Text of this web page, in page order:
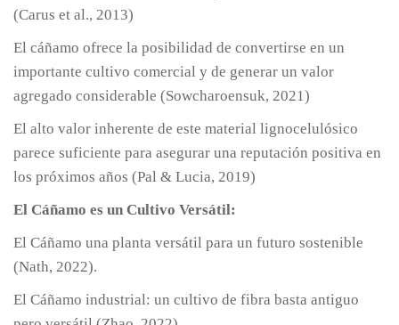
(Carus et al., 2013)
El cáñamo ofrece la posibilidad de convertirse en un
importante cultivo comercial y de generar un valor
agregado considerable (Sowcharoensuk, 2021)
El alto valor inherente de este material lignocelulósico
parece suficiente para asegurar una reputación positiva en
los próximos años (Pal & Lucia, 2019)
El Cáñamo es un Cultivo Versátil:
El Cáñamo una planta versátil para un futuro sostenible
(Nath, 2022).
El Cáñamo industrial: un cultivo de fibra basta antiguo